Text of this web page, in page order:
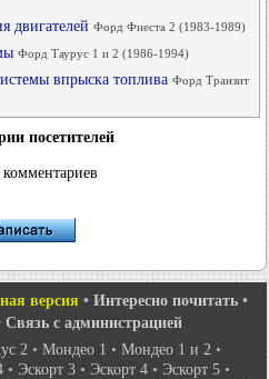
двигателей Форд Фиеста 2 (1983-1989)
Форд Таурус 1 и 2 (1986-1994)
впрыска топлива Форд Транзит
посетителей
версия • Интересно почитать •
Связь с администрацией
2 • Мондео 1 • Мондео 1 и 2 •
• Эскорт 3 • Эскорт 4 • Эскорт 5 •